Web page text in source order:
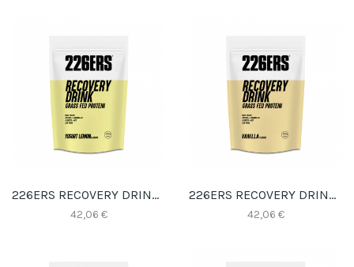
226ERS RECOVERY DRINK 1KG YOGURT LIMON
42,06 €
226ERS RECOVERY DRINK 1KG VAINILLA
42,06 €